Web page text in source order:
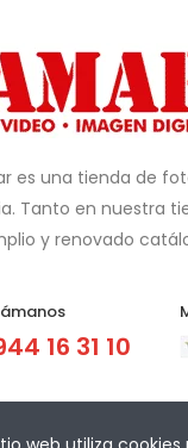
es una tienda de
Tanto en nuestra
y renovado
16 31 10